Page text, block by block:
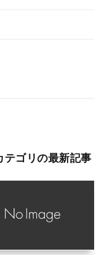
テゴリの最新記事